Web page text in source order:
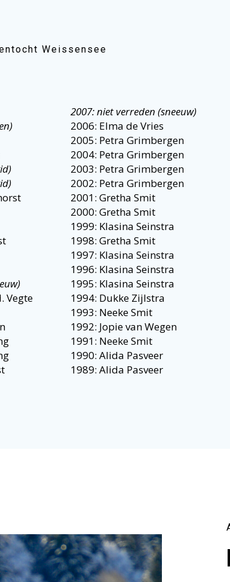
Weissensee
Vegte
2007: niet verreden (sneeuw)
2006: Elma de Vries
2005: Petra Grimbergen
2004: Petra Grimbergen
2003: Petra Grimbergen
2002: Petra Grimbergen
2001: Gretha Smit
2000: Gretha Smit
1999: Klasina Seinstra
1998: Gretha Smit
1997: Klasina Seinstra
1996: Klasina Seinstra
1995: Klasina Seinstra
1994: Dukke Zijlstra
1993: Neeke Smit
1992: Jopie van Wegen
1991: Neeke Smit
1990: Alida Pasveer
1989: Alida Pasveer